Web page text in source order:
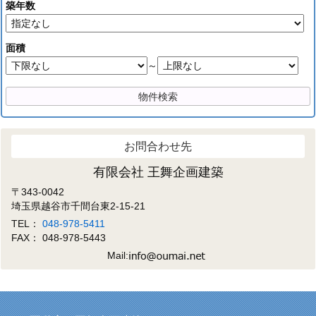
築年数
面積
～
お問合わせ先
有限会社 王舞企画建築
〒343-0042
埼玉県越谷市千間台東2-15-21
TEL：048-978-5411
FAX： 048-978-5443
Mail: